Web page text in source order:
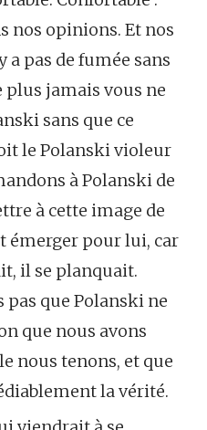
nos opinions. Et nos
a pas de fumée sans
plus jamais vous ne
sans que ce
le Polanski violeur
à Polanski de
à cette image de
émerger pour lui, car
il se planquait.
que Polanski ne
que nous avons
nous tenons, et que
la vérité.